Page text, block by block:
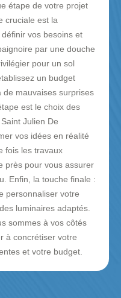
étape de votre projet
cruciale est la
vos besoins et
par une douche
pour un sol
un budget
de mauvaises surprises
est le choix des
Julien De
vos idées en réalité
fois les travaux
près pour vous assurer
Enfin, la touche finale :
personnaliser votre
luminaires adaptés.
sommes à vos côtés
à concrétiser votre
et votre budget.